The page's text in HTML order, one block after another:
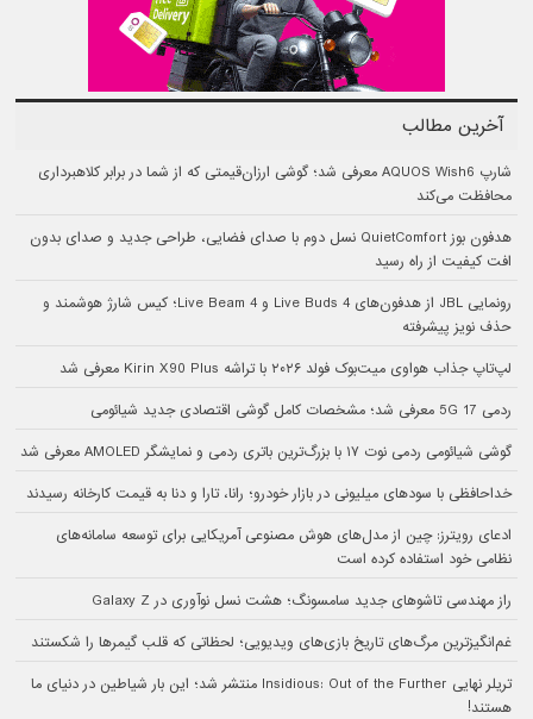
آخرین مطالب
شارپ AQUOS Wish6 معرفی شد؛ گوشی ارزان‌قیمتی که از شما در برابر کلاهبرداری
محافظت می‌کند
هدفون بوز QuietComfort نسل دوم با صدای فضایی، طراحی جدید و صدای بدون
افت کیفیت از راه رسید
رونمایی JBL از هدفون‌های Live Buds 4 و Live Beam 4؛ کیس شارژ هوشمند و
حذف نویز پیشرفته
لپ‌تاپ جذاب هواوی میت‌بوک فولد ۲۰۲۶ با تراشه Kirin X90 Plus معرفی شد
ردمی 17 5G معرفی شد؛ مشخصات کامل گوشی اقتصادی جدید شیائومی
گوشی شیائومی ردمی نوت ۱۷ با بزرگ‌ترین باتری ردمی و نمایشگر AMOLED معرفی شد
خداحافظی با سودهای میلیونی در بازار خودرو؛ رانا، تارا و دنا به قیمت کارخانه رسیدند
ادعای رویترز: چین از مدل‌های هوش مصنوعی آمریکایی برای توسعه سامانه‌های
نظامی خود استفاده کرده است
راز مهندسی تاشوهای جدید سامسونگ؛ هشت نسل نوآوری در Galaxy Z
غم‌انگیزترین مرگ‌های تاریخ بازی‌های ویدیویی؛ لحظاتی که قلب گیمرها را شکستند
تریلر نهایی Insidious: Out of the Further منتشر شد؛ این بار شیاطین در دنیای ما
هستند!